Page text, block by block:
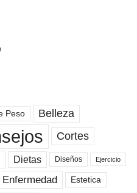
Peso Belleza
Cortes
Dietas Diseños Ejercicio
Enfermedad Estetica